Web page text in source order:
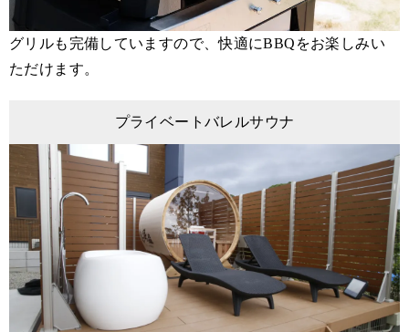
グリルも完備していますので、快適にBBQをお楽しみい
ただけます。
プライベートバレルサウナ